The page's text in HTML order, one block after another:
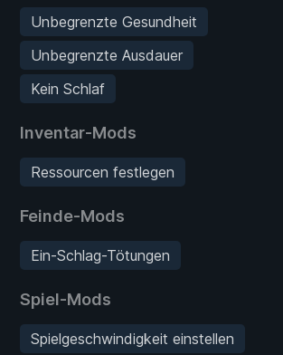
Unbegrenzte Gesundheit
Unbegrenzte Ausdauer
Kein Schlaf
Inventar-Mods
Ressourcen festlegen
Feinde-Mods
Ein-Schlag-Tötungen
Spiel-Mods
Spielgeschwindigkeit einstellen